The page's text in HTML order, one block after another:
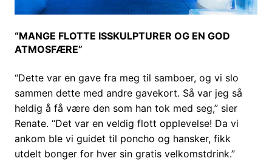
“MANGE FLOTTE ISSKULPTURER OG EN GOD
ATMOSFÆRE”
“Dette var en gave fra meg til samboer, og vi slo
sammen dette med andre gavekort. Så var jeg så
heldig å få være den som han tok med seg,” sier
Renate. “Det var en veldig flott opplevelse! Da vi
ankom ble vi guidet til poncho og hansker, fikk
utdelt bonger for hver sin gratis velkomstdrink.”